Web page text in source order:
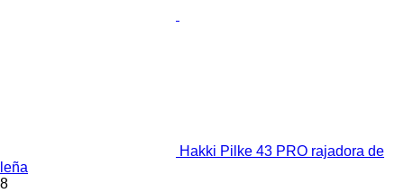
Hakki Pilke 43 PRO rajadora de
leña
8